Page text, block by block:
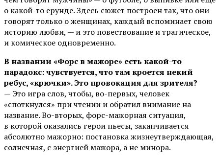
о какой-то ерунде. Здесь сюжет построен так, что они
говорят только о женщинах, каждый вспоминает свою
историю любви, — и это повествование и трагическое,
и комическое одновременно.
В названии «Форс в мажоре» есть какой-то
парадокс: чувствуется, что там кроется некий
ребус, «крючки». Это провокация для зрителя?
— Это игра слов, чтобы, во-первых, человек
«споткнулся» при чтении и обратил внимание на
название. Во-вторых, форс-мажорная ситуация,
в которой оказались герои пьесы, заканчивается
абсолютно мажорно: постановка жизнеутверждающая,
солнечная, с энергией мажора, а не минора.